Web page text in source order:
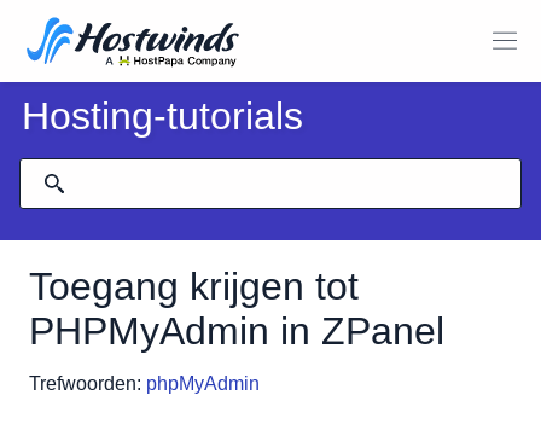
Hosting-tutorials
Toegang krijgen tot
PHPMyAdmin in ZPanel
Trefwoorden: phpMyAdmin